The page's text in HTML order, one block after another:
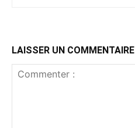
LAISSER UN COMMENTAIRE